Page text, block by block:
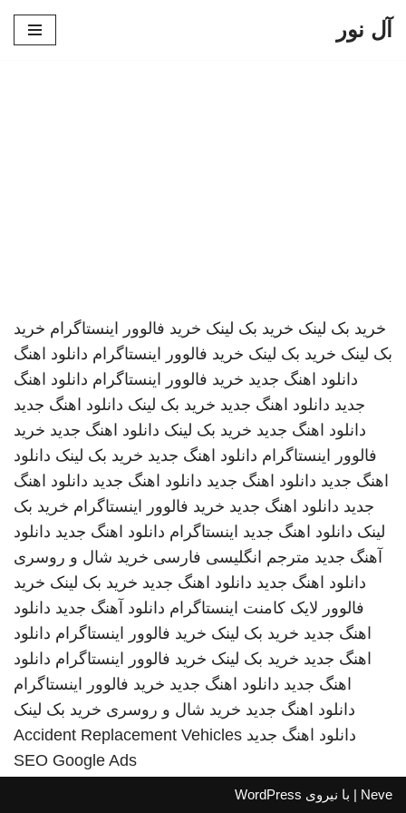
آل نور
خرید بک لینک خرید بک لینک خرید فالوور اینستاگرام خرید
بک لینک خرید بک لینک خرید فالوور اینستاگرام دانلود اهنگ
دانلود اهنگ جدید خرید فالوور اینستاگرام دانلود اهنگ
جدید دانلود اهنگ جدید خرید بک لینک دانلود اهنگ جدید
دانلود اهنگ جدید خرید بک لینک دانلود اهنگ جدید خرید
فالوور اینستاگرام دانلود اهنگ جدید خرید بک لینک دانلود
اهنگ جدید دانلود اهنگ جدید دانلود اهنگ جدید دانلود اهنگ
جدید دانلود اهنگ جدید خرید فالوور اینستاگرام خرید بک
لینک دانلود اهنگ جدید اینستاگرام دانلود اهنگ جدید دانلود
آهنگ جدید مترجم انگلیسی فارسی خرید شال و روسری
دانلود اهنگ جدید دانلود اهنگ جدید خرید بک لینک خرید
فالوور لایک کامنت اینستاگرام دانلود آهنگ جدید دانلود
اهنگ جدید خرید بک لینک خرید فالوور اینستاگرام دانلود
اهنگ جدید خرید بک لینک خرید فالوور اینستاگرام دانلود
اهنگ جدید دانلود اهنگ جدید خرید فالوور اینستاگرام
دانلود اهنگ جدید خرید شال و روسری خرید بک لینک
دانلود اهنگ جدید Accident Replacement Vehicles
SEO Google Ads
Neve | با نیروی WordPress